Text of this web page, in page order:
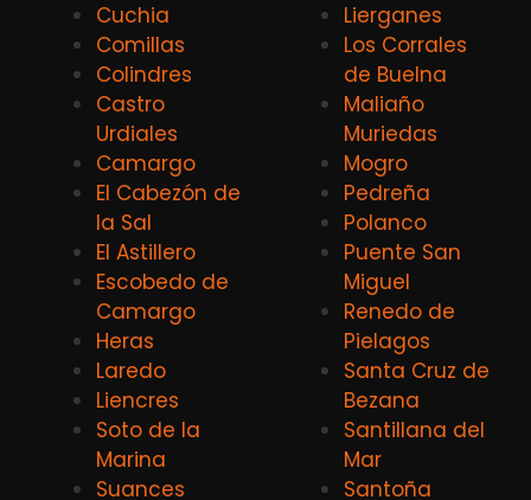
Cuchia
Comillas
Colindres
Castro
Urdiales
Camargo
El Cabezón de
la Sal
El Astillero
Escobedo de
Camargo
Heras
Laredo
Liencres
Soto de la
Marina
Suances
Lierganes
Los Corrales
de Buelna
Maliaño
Muriedas
Mogro
Pedreña
Polanco
Puente San
Miguel
Renedo de
Pielagos
Santa Cruz de
Bezana
Santillana del
Mar
Santoña